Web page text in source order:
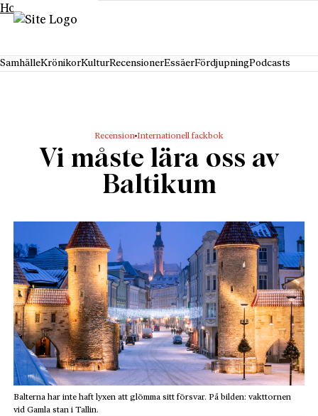
Hoppa till innehåll
SamhälleKrönikorKulturRecensionerEssäerFördjupningPodcasts
Recension Internationell fackbok
Vi måste lära oss av
Baltikum
Balterna har inte haft lyxen att glömma sitt försvar. På bilden: vakttornen
vid Gamla stan i Tallin.